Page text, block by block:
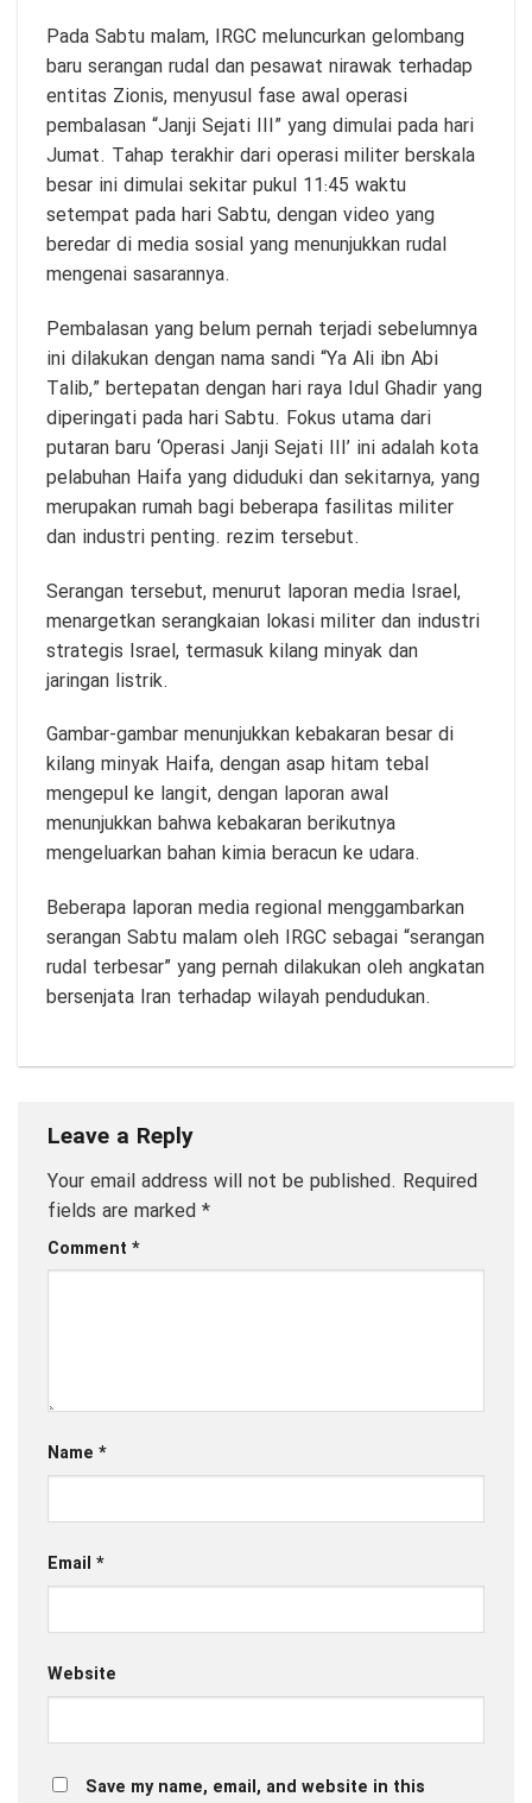
Pada Sabtu malam, IRGC meluncurkan gelombang
baru serangan rudal dan pesawat nirawak terhadap
entitas Zionis, menyusul fase awal operasi
pembalasan “Janji Sejati III” yang dimulai pada hari
Jumat. Tahap terakhir dari operasi militer berskala
besar ini dimulai sekitar pukul 11:45 waktu
setempat pada hari Sabtu, dengan video yang
beredar di media sosial yang menunjukkan rudal
mengenai sasarannya.
Pembalasan yang belum pernah terjadi sebelumnya
ini dilakukan dengan nama sandi “Ya Ali ibn Abi
Talib,” bertepatan dengan hari raya Idul Ghadir yang
diperingati pada hari Sabtu. Fokus utama dari
putaran baru ‘Operasi Janji Sejati III’ ini adalah kota
pelabuhan Haifa yang diduduki dan sekitarnya, yang
merupakan rumah bagi beberapa fasilitas militer
dan industri penting. rezim tersebut.
Serangan tersebut, menurut laporan media Israel,
menargetkan serangkaian lokasi militer dan industri
strategis Israel, termasuk kilang minyak dan
jaringan listrik.
Gambar-gambar menunjukkan kebakaran besar di
kilang minyak Haifa, dengan asap hitam tebal
mengepul ke langit, dengan laporan awal
menunjukkan bahwa kebakaran berikutnya
mengeluarkan bahan kimia beracun ke udara.
Beberapa laporan media regional menggambarkan
serangan Sabtu malam oleh IRGC sebagai “serangan
rudal terbesar” yang pernah dilakukan oleh angkatan
bersenjata Iran terhadap wilayah pendudukan.
Leave a Reply
Your email address will not be published. Required
fields are marked *
Comment *
Name *
Email *
Website
Save my name, email, and website in this